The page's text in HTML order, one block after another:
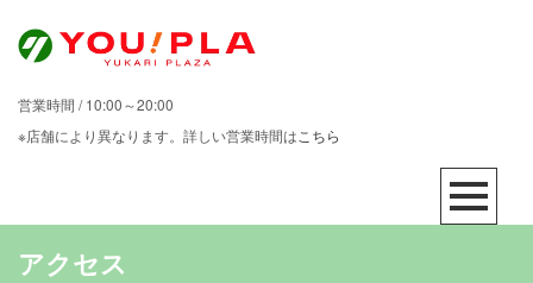
営業時間 / 10:00～20:00
※店舗により異なります。詳しい営業時間は こちら
アクセス